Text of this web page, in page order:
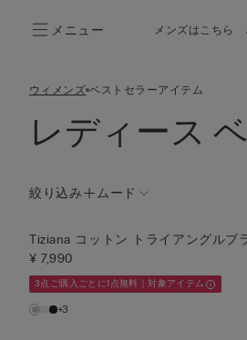
メニュー メンズはこちら
ウィメンズ ベストセラーアイテム
レディース
絞り込み ムード
Tiziana コットン トライアングルブ
¥ 7,990
3点ご購入ごとに1点無料｜対象アイテム
+3